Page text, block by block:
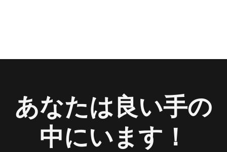
あなたは良い手の
中にいます！